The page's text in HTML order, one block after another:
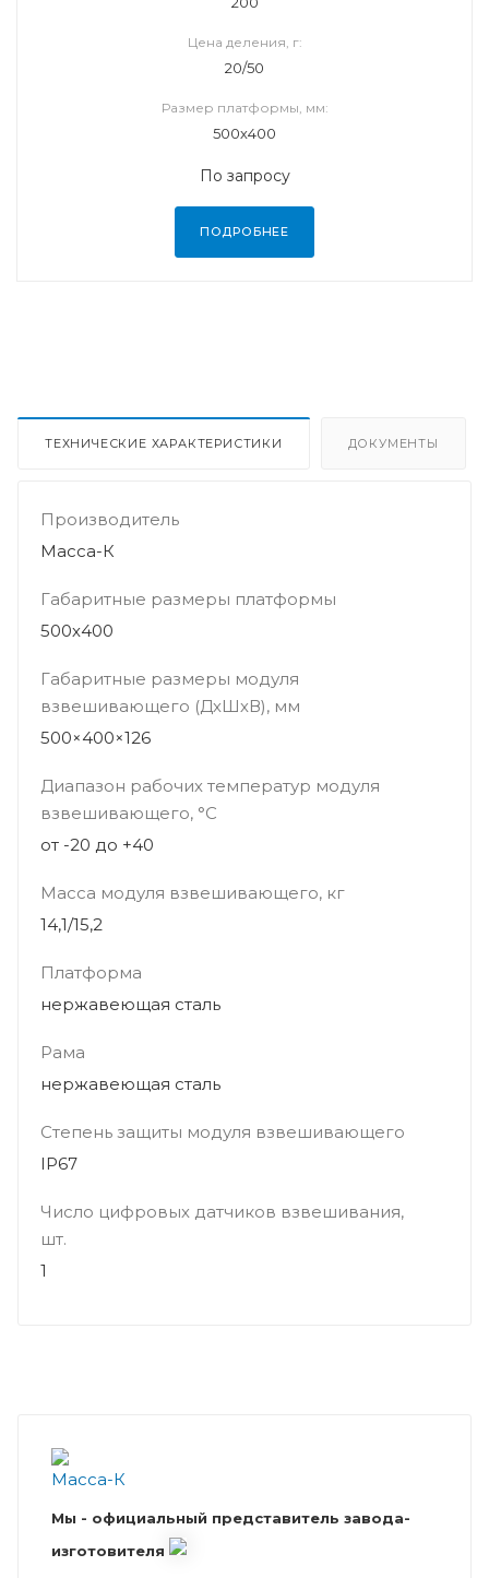
Цена деления, г:
20/50
Размер платформы, мм:
500х400
По запросу
ПОДРОБНЕЕ
ТЕХНИЧЕСКИЕ ХАРАКТЕРИСТИКИ ДОКУМЕНТЫ
Производитель
Масса-К
Габаритные размеры платформы
500х400
Габаритные размеры модуля
взвешивающего (ДхШхВ), мм
500×400×126
Диапазон рабочих температур модуля
взвешивающего, °С
от -20 до +40
Масса модуля взвешивающего, кг
14,1/15,2
Платформа
нержавеющая сталь
Рама
нержавеющая сталь
Степень защиты модуля взвешивающего
IP67
Число цифровых датчиков взвешивания,
шт.
1
Мы - официальный представитель завода-
изготовителя